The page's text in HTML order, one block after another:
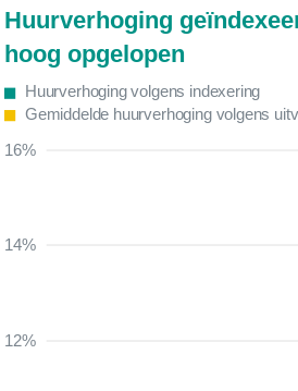
Huurverhoging
hoog opgelopen
Huurverhoging volgens indexering
Gemiddelde huurverhoging volgens
12%
14%
16%